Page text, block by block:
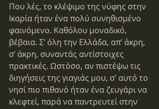
Που λές, το κλέψιμο της νύφης στην
Ικαρία ήταν ένα πολύ συνηθισμένο
φαινόμενο. Καθόλου μοναδικό,
βέβαια. Σ’ όλη την Ελλάδα, απ’ άκρη,
σ’ άκρη, συναντάς αντίστοιχες
πρακτικές. Ωστόσο, αν πιστέψω τις
διηγήσεις της γιαγιάς μου, σ’ αυτό το
νησί πιο πιθανό ήταν ένα ζευγάρι να
κλεφτεί, παρά να παντρευτεί στην